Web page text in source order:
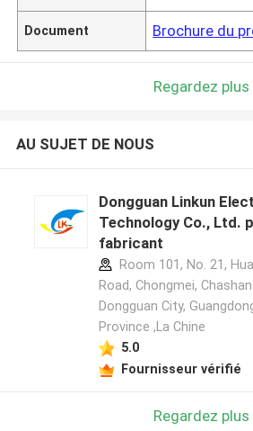
Document Brochure du
Regardez plus
AU SUJET DE NOUS
Dongguan Linkun
Technology Co., Ltd.
fabricant
Room 101, No. 21,
Road, Chongmei,
Dongguan City,
Province ,La Chine
5.0
Fournisseur vérifié
Regardez plus